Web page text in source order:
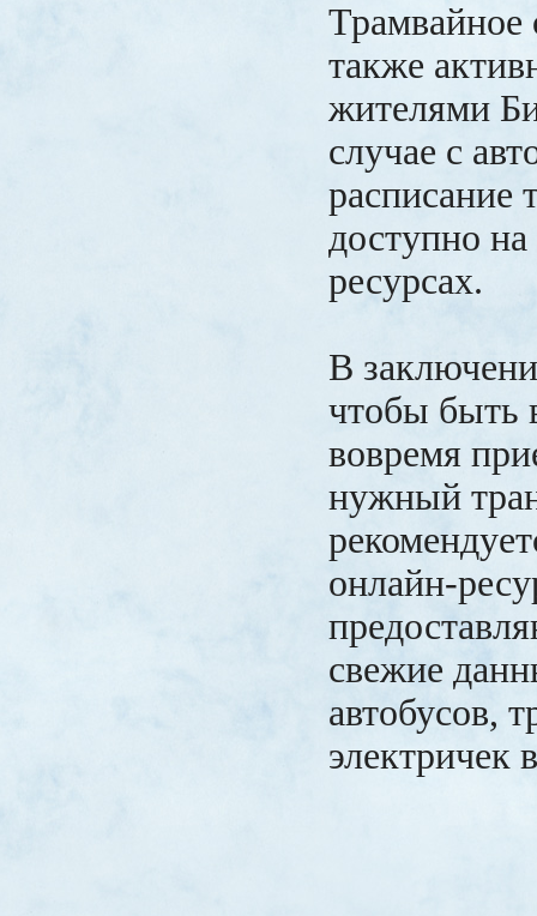
Трамвайное
также
жителями
случае с
расписание
доступно
ресурсах.
В
чтобы быть
вовремя
нужный
онлайн-
свежие
автобусов,
электричек